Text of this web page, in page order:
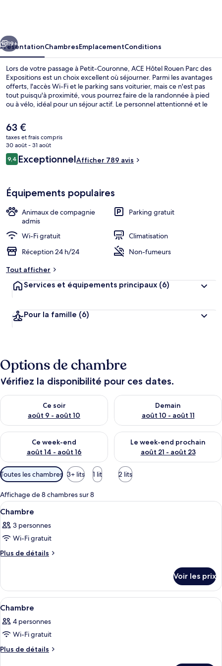
des
Expositions
Suivant
19+
PrésentationChambresEmplacementConditions
Lors de votre passage à Petit-Couronne, ACE Hôtel Rouen Parc des
Expositions est un choix excellent où séjourner. Parmi les avantages
offerts, l'accès Wi-Fi et le parking sans voiturier, mais ce n'est pas
tout puisqu'à proximité, vous pourrez faire de la randonnée à pied
ou à vélo, idéal pour un séjour actif. Le personnel attentionné et le
autres voyageurs.
Le
prix
actuel
est
de
63 €
taxes et frais compris
30 août - 31 août
Avis
voyageurs
9,49,4 sur 10
ExceptionnelAfficher 789 avis
Équipements populaires
Animaux de compagnie
admis
Parking gratuit
Wi-Fi gratuit
Climatisation
Réception 24 h/24
Non-fumeurs
Tout afficher
Services et équipements principaux (6)
Pour la famille (6)
Options de chambre
Vérifiez la disponibilité pour ces dates.
Ce soir
août 9 - août 10
Vérifier la disponibilité pour ce soir août 9 - août 10
Demain
août 10 - août 11
Vérifier la disponibilité pour
Ce week-end
août 14 - août 16
Vérifier la disponibilité pour ce week-end août 14 - août 16
Le week-end prochain
août 21 - août 23
Vérifier la disponibilité pour
Filtres
disponibles
pour
les
chambres
Toutes les chambres 3+ lits 1 lit 2 lits
Affichage de 8 chambres sur 8
Afficher
toutes
les
photos
pour
de
chambre :
Chambre
Une chambre d’hôtel avec un lit,
5
Chambre
3 personnes
Wi-Fi gratuit
Plus de détails
Plus
le
type
de
Chambre
Voir les prix
Afficher
toutes
les
photos
pour
Une chambre d’hôtel avec deux lits,
5
Chambre
4 personnes
Wi-Fi gratuit
Plus de détails
Plus